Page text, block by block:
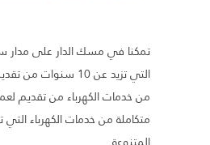
تمكنا في مسك الدار على مدار
التي تزيد عن 10
من خدمات الكهرباء من تقديم
متكاملة من خدمات الكهرباء التي